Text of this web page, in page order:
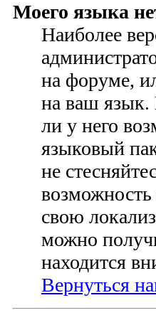
Моего языка
Наиболее
на форуме,
на ваш язык.
ли у него
языковый
не
возможность
свою
можно
находится
Вернуться